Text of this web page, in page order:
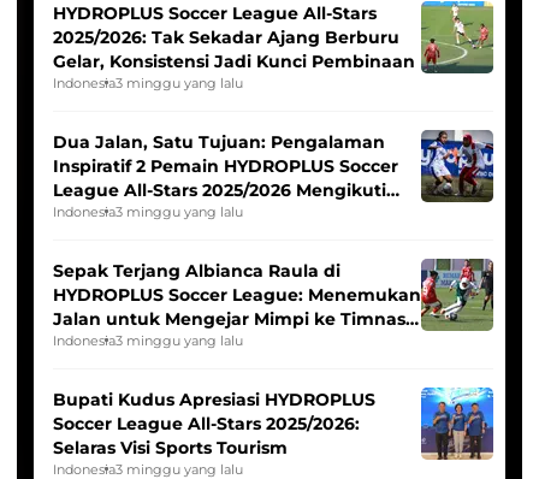
HYDROPLUS Soccer League All-Stars
2025/2026: Tak Sekadar Ajang Berburu
Gelar, Konsistensi Jadi Kunci Pembinaan
Indonesia3 minggu yang lalu
Dua Jalan, Satu Tujuan: Pengalaman
Inspiratif 2 Pemain HYDROPLUS Soccer
League All-Stars 2025/2026 Mengikuti
Seleksi Timnas Indonesia Putri
Indonesia3 minggu yang lalu
Sepak Terjang Albianca Raula di
HYDROPLUS Soccer League: Menemukan
Jalan untuk Mengejar Mimpi ke Timnas
Indonesia Putri
Indonesia3 minggu yang lalu
Bupati Kudus Apresiasi HYDROPLUS
Soccer League All-Stars 2025/2026:
Selaras Visi Sports Tourism
Indonesia3 minggu yang lalu